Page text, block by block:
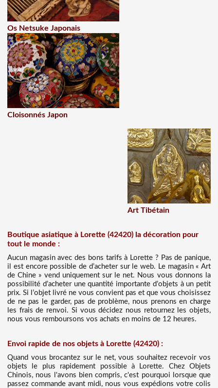
Os Netsuke Japonais
Cloisonnés Japon
Art Tibétain
Boutique asiatique à Lorette (42420) la décoration pour
tout le monde :
Aucun magasin avec des bons tarifs à Lorette ? Pas de panique,
il est encore possible de d’acheter sur le web. Le magasin « Art
de Chine » vend uniquement sur le net. Nous vous donnons la
possibilité d’acheter une quantité importante d’objets à un petit
prix. Si l’objet livré ne vous convient pas et que vous choisissez
de ne pas le garder, pas de problème, nous prenons en charge
les frais de renvoi. Si vous décidez nous retournez les objets,
nous vous remboursons vos achats en moins de 12 heures.
Envoi rapide de nos objets à Lorette (42420) :
Quand vous brocantez sur le net, vous souhaitez recevoir vos
objets le plus rapidement possible à Lorette. Chez Objets
Chinois, nous l'avons bien compris, c'est pourquoi lorsque que
passez commande avant midi, nous vous expédions votre colis